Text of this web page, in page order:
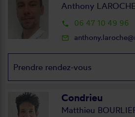
Anthony LAROCHE
local_phone 06 47 10 49 96
mail_outline
Prendre rendez-vous
Condrieu
Matthieu